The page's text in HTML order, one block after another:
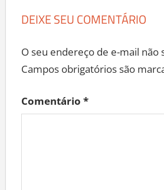
DEIXE SEU COMENTÁRIO
O seu endereço de e-mail não
Campos obrigatórios são
Comentário *